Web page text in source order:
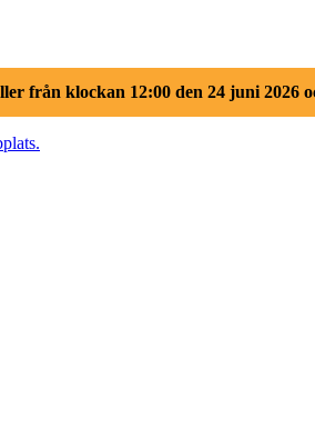
från klockan 12:00 den 24 juni 2026